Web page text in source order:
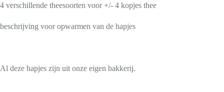
4 verschillende theesoorten voor +/- 4 kopjes thee
beschrijving voor opwarmen van de hapjes
Al deze hapjes zijn uit onze eigen bakkerij.